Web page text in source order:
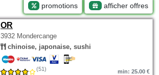
promotions afficher offres
OR
3932 Mondercange
chinoise, japonaise, sushi
(51) min: 25.00 €